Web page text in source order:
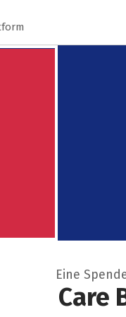
Eine
Care